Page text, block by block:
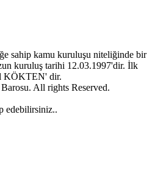
sahip kamu kuruluşu niteliğinde bir
kuruluş tarihi 12.03.1997'dir. İlk
KÖKTEN' dir.
All rights Reserved.
edebilirsiniz..